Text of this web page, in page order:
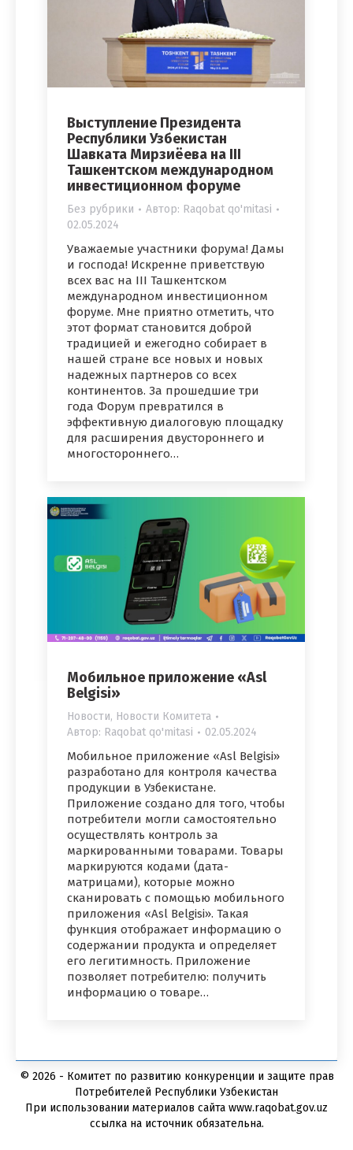
Выступление Президента
Республики Узбекистан
Шавката Мирзиёева на III
Ташкентском международном
инвестиционном форуме
Без рубрики Автор: Raqobat qo'mitasi
02.05.2024
Уважаемые участники форума! Дамы
и господа! Искренне приветствую
всех вас на III Ташкентском
международном инвестиционном
форуме. Мне приятно отметить, что
этот формат становится доброй
традицией и ежегодно собирает в
нашей стране все новых и новых
надежных партнеров со всех
континентов. За прошедшие три
года Форум превратился в
эффективную диалоговую площадку
для расширения двустороннего и
многостороннего…
Мобильное приложение «Asl
Belgisi»
Новости, Новости Комитета
Автор: Raqobat qo'mitasi 02.05.2024
Мобильное приложение «Asl Belgisi»
разработано для контроля качества
продукции в Узбекистане.
Приложение создано для того, чтобы
потребители могли самостоятельно
осуществлять контроль за
маркированными товарами. Товары
маркируются кодами (дата-
матрицами), которые можно
сканировать с помощью мобильного
приложения «Asl Belgisi». Такая
функция отображает информацию о
содержании продукта и определяет
его легитимность. Приложение
позволяет потребителю: получить
информацию о товаре…
© 2026 - Комитет по развитию конкуренции и защите прав
Потребителей Республики Узбекистан
При использовании материалов сайта www.raqobat.gov.uz
ссылка на источник обязательна.